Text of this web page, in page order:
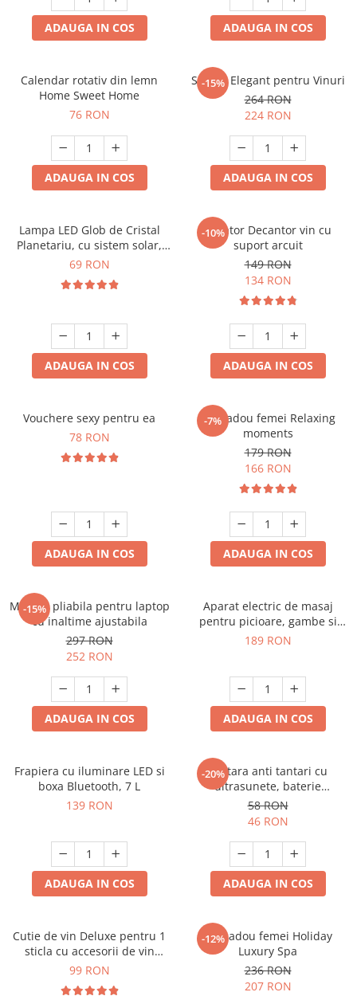
ADAUGA IN COS ADAUGA IN COS
Calendar rotativ din lemn
Home Sweet Home
76 RON
ADAUGA IN COS
-15%
Suport Elegant pentru Vinuri
264 RON
224 RON
ADAUGA IN COS
Lampa LED Glob de Cristal
Planetariu, cu sistem solar,
cadou captivant
69 RON
ADAUGA IN COS
-10%
Aerator Decantor vin cu
suport arcuit
149 RON
134 RON
ADAUGA IN COS
Vouchere sexy pentru ea
78 RON
ADAUGA IN COS
-7%
Set cadou femei Relaxing
moments
179 RON
166 RON
ADAUGA IN COS
-15%
Masuta pliabila pentru laptop
cu inaltime ajustabila
297 RON
252 RON
ADAUGA IN COS
Aparat electric de masaj
pentru picioare, gambe si
brate
189 RON
ADAUGA IN COS
Frapiera cu iluminare LED si
boxa Bluetooth, 7 L
139 RON
ADAUGA IN COS
-20%
Bratara anti tantari cu
ultrasunete, baterie
reincarcabila 90mAh
58 RON
46 RON
ADAUGA IN COS
Cutie de vin Deluxe pentru 1
sticla cu accesorii de vin
incluse piele ecologica de
99 RON
-12%
Set cadou femei Holiday
Luxury Spa
236 RON
207 RON